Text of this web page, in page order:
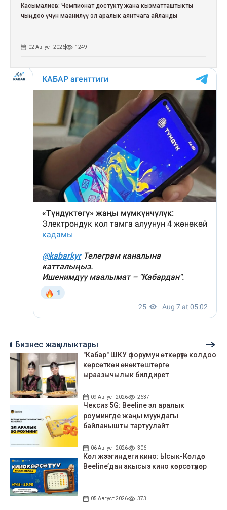
Касымалиев: Чемпионат достукту жана кызматташтыкты
чыңдоо үчүн маанилүү эл аралык аянтчага айланды
02 Август 2026 1249
Бизнес жаңылыктары
"Кабар" ШКУ форумун өткөрүүгө колдоо
көрсөткөн өнөктөштөргө
ыраазычылык билдирет
09 Август 2026 2637
Чексиз 5G: Beeline эл аралык
роумингде жаңы муундагы
байланышты тартуулайт
06 Август 2026 306
Көл жээгиндеги кино: Ысык-Көлдө
Beeline’дан акысыз кино көрсөтүлөр
05 Август 2026 373